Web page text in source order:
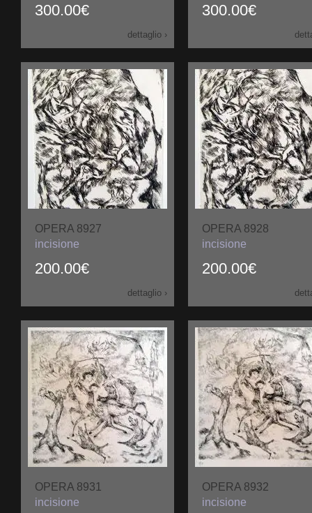
300.00€
dettaglio ›
300.00€
OPERA 8927
200.00€
incisione
dettaglio ›
OPERA 8928
200.00€
incisione
OPERA 8931
incisione
OPERA 8932
incisione